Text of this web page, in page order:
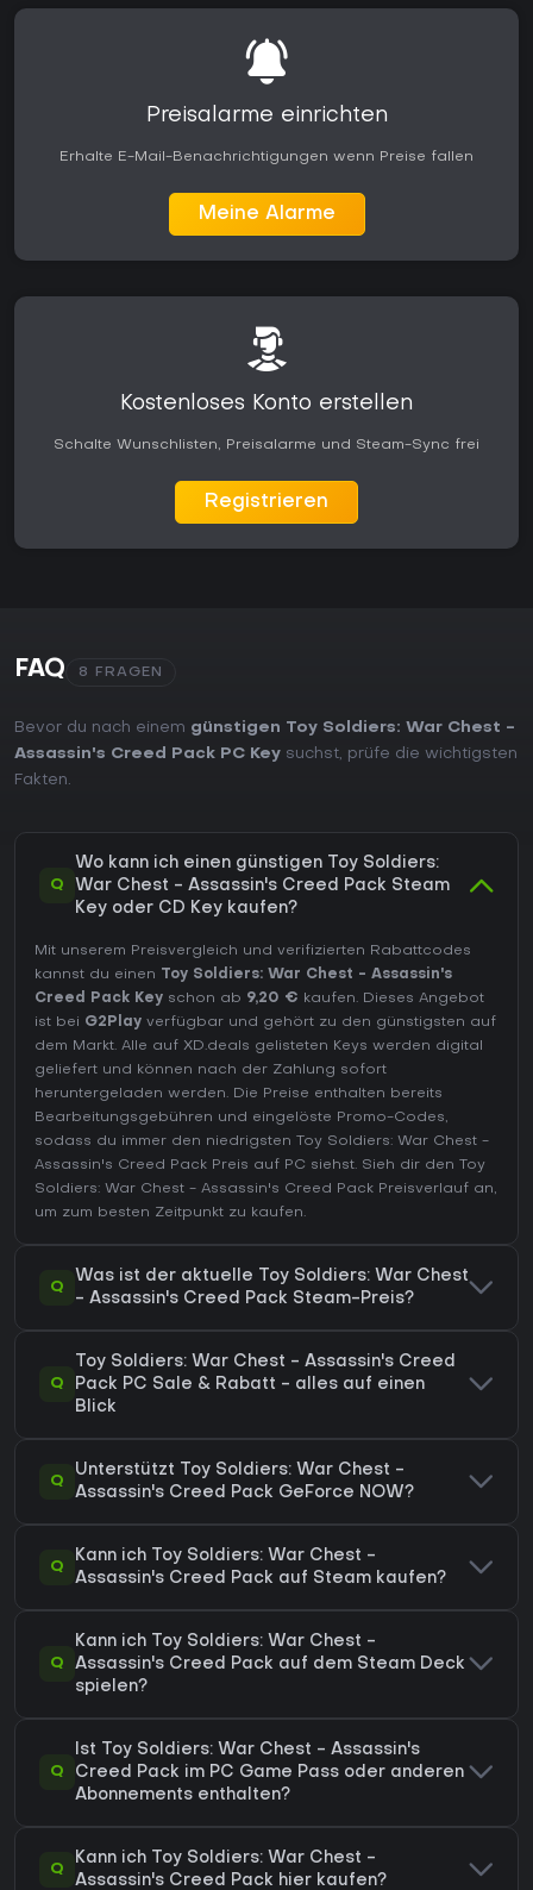
Preisalarme einrichten
Erhalte E-Mail-Benachrichtigungen wenn Preise fallen
Meine Alarme
Kostenloses Konto erstellen
Schalte Wunschlisten, Preisalarme und Steam-Sync frei
Registrieren
FAQ 8 FRAGEN
Bevor du nach einem günstigen Toy Soldiers: War Chest -
Assassin's Creed Pack PC Key suchst, prüfe die wichtigsten
Fakten.
Q
Wo kann ich einen günstigen Toy Soldiers:
War Chest - Assassin's Creed Pack Steam
Key oder CD Key kaufen?
Mit unserem Preisvergleich und verifizierten Rabattcodes
kannst du einen Toy Soldiers: War Chest - Assassin's
Creed Pack Key schon ab 9,20 € kaufen. Dieses Angebot
ist bei G2Play verfügbar und gehört zu den günstigsten auf
dem Markt. Alle auf XD.deals gelisteten Keys werden digital
geliefert und können nach der Zahlung sofort
heruntergeladen werden. Die Preise enthalten bereits
Bearbeitungsgebühren und eingelöste Promo-Codes,
sodass du immer den niedrigsten Toy Soldiers: War Chest -
Assassin's Creed Pack Preis auf PC siehst. Sieh dir den Toy
Soldiers: War Chest - Assassin's Creed Pack Preisverlauf an,
um zum besten Zeitpunkt zu kaufen.
Q
Was ist der aktuelle Toy Soldiers: War Chest
- Assassin's Creed Pack Steam-Preis?
Q
Toy Soldiers: War Chest - Assassin's Creed
Pack PC Sale & Rabatt - alles auf einen
Blick
Q
Unterstützt Toy Soldiers: War Chest -
Assassin's Creed Pack GeForce NOW?
Q
Kann ich Toy Soldiers: War Chest -
Assassin's Creed Pack auf Steam kaufen?
Q
Kann ich Toy Soldiers: War Chest -
Assassin's Creed Pack auf dem Steam Deck
spielen?
Q
Ist Toy Soldiers: War Chest - Assassin's
Creed Pack im PC Game Pass oder anderen
Abonnements enthalten?
Q
Kann ich Toy Soldiers: War Chest -
Assassin's Creed Pack hier kaufen?